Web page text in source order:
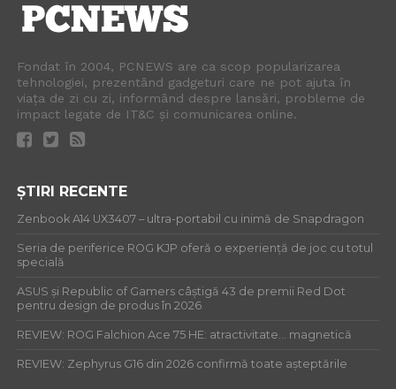
Fondat în 2004, PCNEWS are ca scop popularizarea
tehnologiei, prezentând gadgeturi care ne pot ajuta în
viața de zi cu zi, informând despre lansări, probleme de
impact legate de IT&C și comunicarea online.
ȘTIRI RECENTE
Zenbook A14 UX3407 – ultra-portabil cu inimă de Snapdragon
Seria de periferice ROG KJP oferă o experiență de joc cu totul
specială
ASUS și Republic of Gamers câștigă 43 de premii Red Dot
pentru design de produs în 2026
REVIEW: ROG Falchion Ace 75 HE: atractivitate… magnetică
REVIEW: Zephyrus G16 din 2026 confirmă toate așteptările